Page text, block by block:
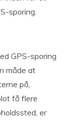
sporing.
GPS-sporing
måde at
på,
få flere
er